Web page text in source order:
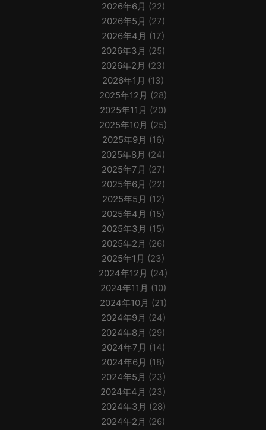
2026年6月 (22)
2026年5月 (27)
2026年4月 (17)
2026年3月 (25)
2026年2月 (23)
2026年1月 (13)
2025年12月 (28)
2025年11月 (20)
2025年10月 (25)
2025年9月 (16)
2025年8月 (24)
2025年7月 (27)
2025年6月 (22)
2025年5月 (12)
2025年4月 (15)
2025年3月 (15)
2025年2月 (26)
2025年1月 (23)
2024年12月 (24)
2024年11月 (10)
2024年10月 (21)
2024年9月 (24)
2024年8月 (29)
2024年7月 (14)
2024年6月 (18)
2024年5月 (23)
2024年4月 (23)
2024年3月 (28)
2024年2月 (26)